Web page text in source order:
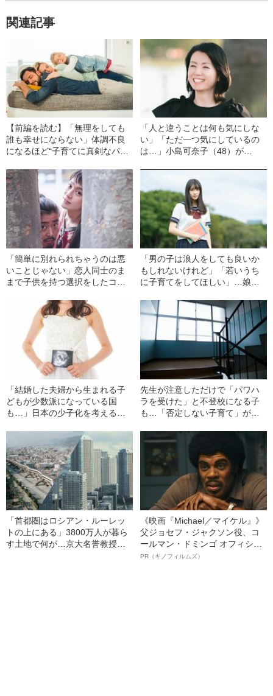
関連記事
【前編を読む】「無理をしても
誰も幸せにならない」体調不良
になるほど“子育てに真剣なパパ
「人と違うことは何も気にしな
い」「ただ一つ気にしているの
は…」小島可奈子（48）が
「簡単に別れられちゃうのは悪
いことじゃない」恋人同士のま
まで子供を持つ選択をしたコム
た“違和感”
「男の子は浪人をしても良いか
もしれないけれど」「若いうち
に子育てをしてほしい」…娘に
い心情”
「結婚した夫婦から生まれる子
どもが少数派になっている国
も…」日本の少子化を考える、
先生が注意しただけで「パワハ
ラを受けた」と不登校になる子
も…「否定しない子育て」が招
「首都圏はロシアン・ルーレッ
トの上にある」3800万人が暮ら
す土地で何が…京大名誉教授が
《映画『Michael／マイケル』》
父ジョセフ・ジャクソン役、コ
ールマン・ドミンゴ オフィシャ
ルインタビュー“観客を魅了した
PR（キノフィルムズ）